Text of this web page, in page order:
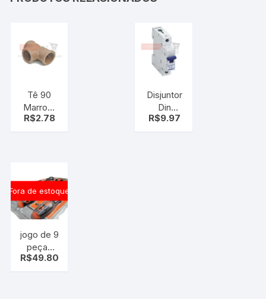
Tê 90
Marrom
PVC
R$2.78
Disjuntor
Din
Unipolar B
R$9.97
Fora de estoque
jogo de 9
peças
chave de
R$49.80